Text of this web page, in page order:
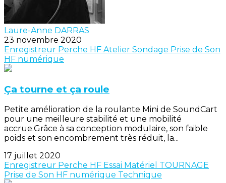
Laure-Anne DARRAS
23 novembre 2020
Enregistreur Perche HF Atelier Sondage Prise de Son
HF numérique
Ça tourne et ça roule
Petite amélioration de la roulante Mini de SoundCart
pour une meilleure stabilité et une mobilité
accrue.Grâce à sa conception modulaire, son faible
poids et son encombrement très réduit, la...
17 juillet 2020
Enregistreur Perche HF Essai Matériel TOURNAGE
Prise de Son HF numérique Technique